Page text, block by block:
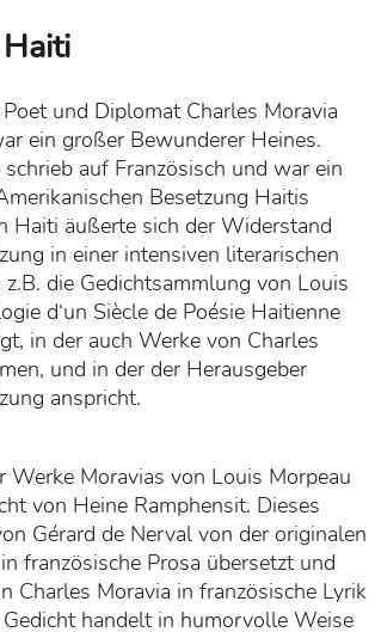
und Diplomat Charles Moravia
ein großer Bewunderer Heines.
auf Französisch und war ein
Besetzung Haitis
Haiti äußerte sich der Widerstand
in einer intensiven literarischen
die Gedichtsammlung von Louis
d‘un Siècle de Poésie Haitienne
in der auch Werke von Charles
und in der der Herausgeber
anspricht.
Werke Moravias von Louis Morpeau
von Heine Ramphensit. Dieses
Gérard de Nerval von der originalen
französische Prosa übersetzt und
Charles Moravia in französische Lyrik
handelt in humorvolle Weise